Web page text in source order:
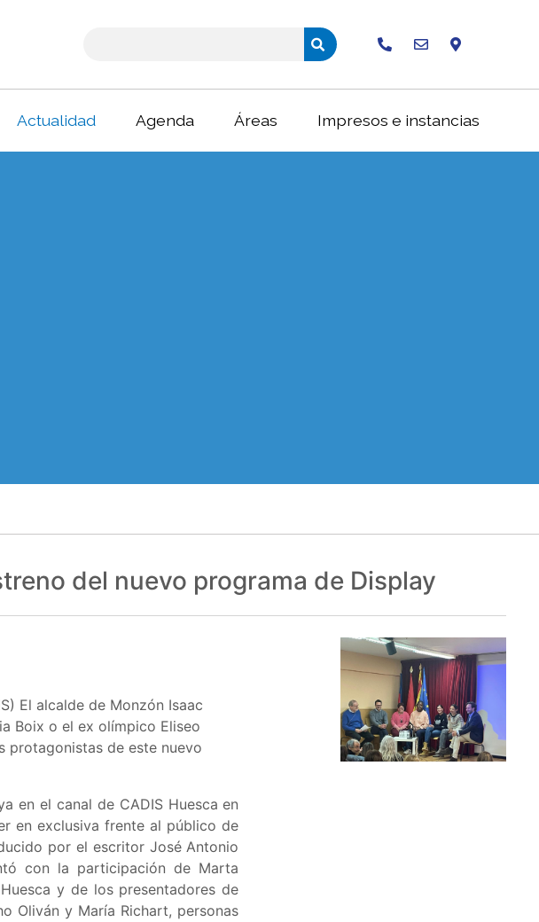
Actualidad Agenda Áreas Impresos e instancias
del nuevo programa de Display
El alcalde de Monzón Isaac
Boix o el ex olímpico Eliseo
protagonistas de este nuevo
en el canal de CADIS Huesca en
en exclusiva frente al público de
por el escritor José Antonio
con la participación de Marta
y de los presentadores de
Oliván y María Richart, personas